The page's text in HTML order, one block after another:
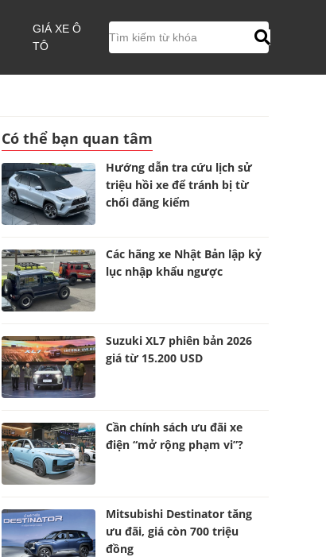
GIÁ XE Ô
TÔ
Có thể bạn quan tâm
Hướng dẫn tra cứu lịch sử
triệu hồi xe để tránh bị từ
chối đăng kiểm
Các hãng xe Nhật Bản lập kỷ
lục nhập khẩu ngược
Suzuki XL7 phiên bản 2026
giá từ 15.200 USD
Cần chính sách ưu đãi xe
điện “mở rộng phạm vi”?
Mitsubishi Destinator tăng
ưu đãi, giá còn 700 triệu
đồng